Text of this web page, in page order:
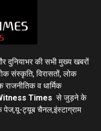
दुनियाभर की सभी मुख्य खबरों
संस्कृति, विरासतों, लोक
व धार्मिक
Times से जुड़ने के
पेज,यू-ट्यूब चैनल,इंस्टाग्राम